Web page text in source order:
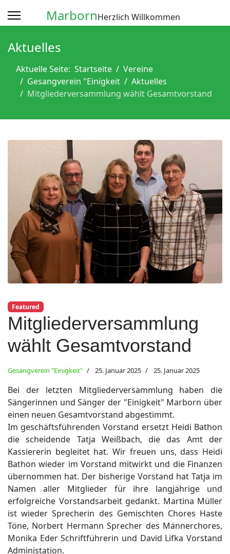
MarbornHerzlich Willkommen
Aktuelles
Aktuelle Seite: Startseite
Vereine
Gesangverein "Einigkeit
Aktuelles
Mitgliederversammlung wählt Gesamtvorstand
Featured
Mitgliederversammlung
wählt Gesamtvorstand
Gesangverein "Einigkeit" 25. Januar 2025 25. Januar 2025
Bei der letzten Mitgliederversammlung haben die
Sängerinnen und Sänger der "Einigkeit" Marborn über
einen neuen Gesamtvorstand abgestimmt.
Im geschäftsführenden Vorstand ersetzt Heidi Bathon
die scheidende Tatja Weißbach, die das Amt der
Kassiererin begleitet hat. Wir freuen uns, dass Heidi
Bathon wieder im Vorstand mitwirkt und die Finanzen
übernommen hat. Der bisherige Vorstand hat Tatja im
Namen aller Mitglieder für ihre langjährige und
erfolgreiche Vorstandsarbeit gedankt. Martina Müller
ist wieder Sprecherin des Gemischten Chores Haste
Töne, Norbert Hermann Sprecher des Männerchores,
Monika Eder Schriftführerin und David Lifka Vorstand
Administation.
anzeigen